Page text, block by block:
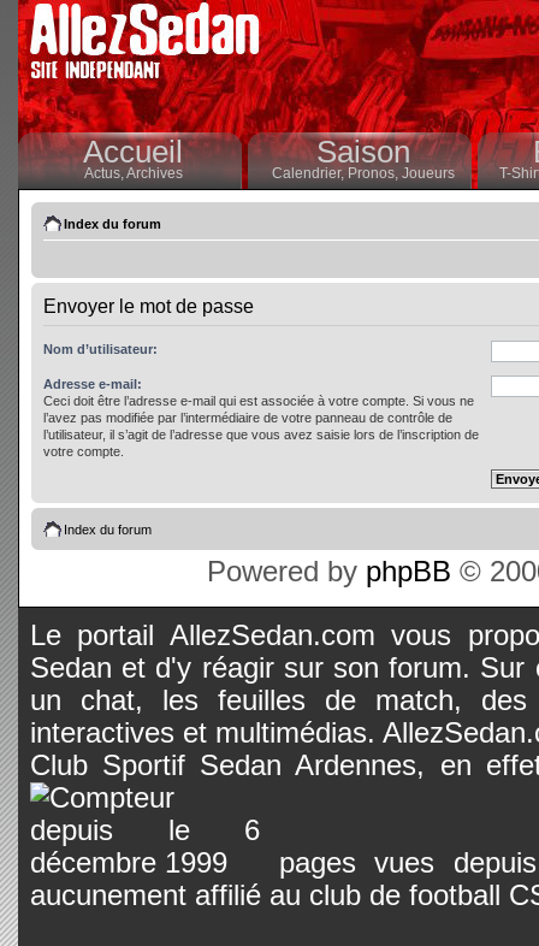
Accueil
Actus,Archives
Saison
Calendrier,Pronos, Joueurs T-
Index du forum
Envoyer le mot de passe
Nom d’utilisateur:
Adresse e-mail:
Ceci doit être l’adresse e-mail qui est associée à votre compte. Si vous ne
l’avez pas modifiée par l’intermédiaire de votre panneau de contrôle de
l’utilisateur, il s’agit de l’adresse que vous avez saisie lors de l’inscription de
votre compte.
Index du forum
Powered by phpBB ©
Le portail AllezSedan.com vous
Sedan et d'y réagir sur son forum.
un chat, les feuilles de match, des
interactives et multimédias.
Club Sportif Sedan Ardennes, en
pages vues
aucunement affilié au club de football